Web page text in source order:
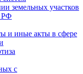
земельных участков
РФ
и иные акты в сфере
с